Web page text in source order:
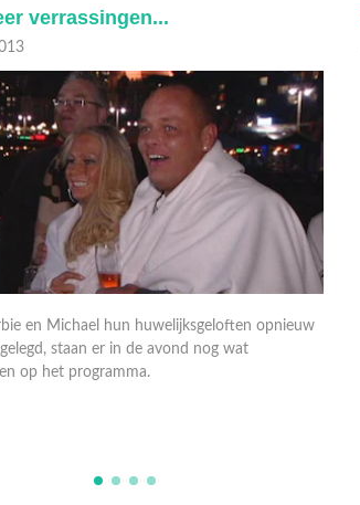
verrassingen...
en Michael hun huwelijksgeloften opnieuw
staan er in de avond nog wat
op het programma.